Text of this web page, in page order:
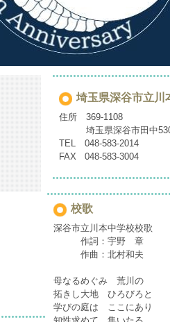
埼玉県深谷市立川
住所 369-1108
埼玉県深谷市田中
TEL 048-583-2014
FAX 048-583-3004
校歌
深谷市立川本中学校校歌
作詞：宇野 章
作曲：北村和夫
母なるめぐみ 荒川の
拓きし大地 ひろびろと
学びの庭は ここにあり